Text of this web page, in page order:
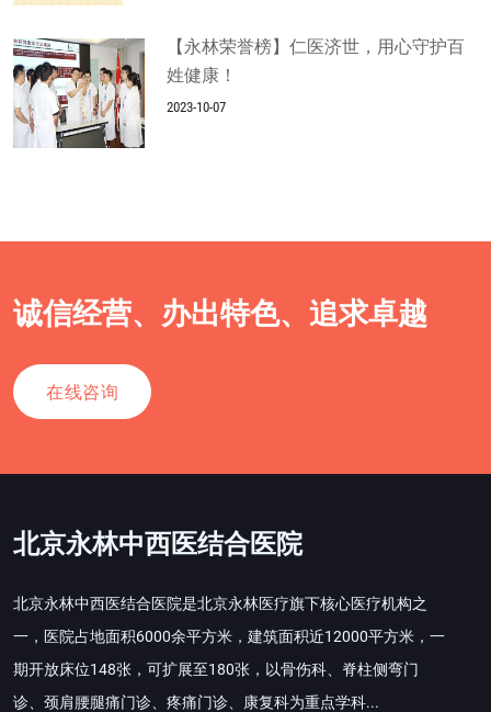
【永林荣誉榜】仁医济世，用心守护百
姓健康！
2023-10-07
诚信经营、办出特色、追求卓越
在线咨询
北京永林中西医结合医院
北京永林中西医结合医院是北京永林医疗旗下核心医疗机构之
一，医院占地面积6000余平方米，建筑面积近12000平方米，一
期开放床位148张，可扩展至180张，以骨伤科、脊柱侧弯门
诊、颈肩腰腿痛门诊、疼痛门诊、康复科为重点学科...